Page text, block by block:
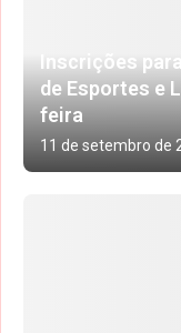
Inscrições
de Esportes e
feira
11 de setembro de